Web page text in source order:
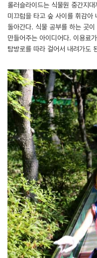
롤러슬라이드는 식물원 중간지
미끄럼을 타고 숲 사이를 휘감아
돌아간다. 식물 공부를 하는 곳
만들어주는 아이디어다. 이용료
탐방로를 따라 걸어서 내려가도